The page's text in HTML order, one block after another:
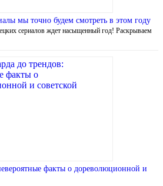
мы точно будем смотреть в этом году
сериалов ждет насыщенный год! Раскрываем
факты о дореволюционной и